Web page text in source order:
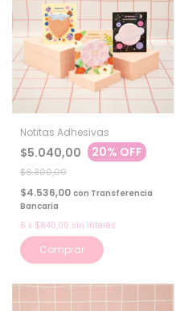
Notitas Adhesivas
$5.040,00 20% OFF
$6.300,00
$4.536,00 con Transferencia
Bancaria
6 x $840,00 sin interés
Comprar